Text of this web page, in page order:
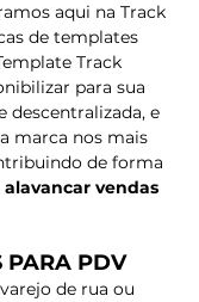
aqui na Track
de templates
Track
para sua
descentralizada, e
marca nos mais
de forma
alavancar vendas
PARA PDV
de rua ou